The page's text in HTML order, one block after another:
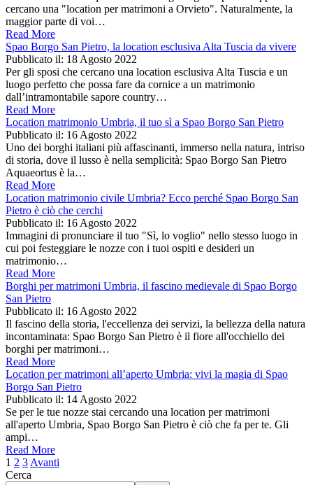
cercano una "location per matrimoni a Orvieto". Naturalmente, la
maggior parte di voi…
Read More
Spao Borgo San Pietro, la location esclusiva Alta Tuscia da vivere
Pubblicato il: 18 Agosto 2022
Per gli sposi che cercano una location esclusiva Alta Tuscia e un
luogo perfetto che possa fare da cornice a un matrimonio
dall’intramontabile sapore country…
Read More
Location matrimonio Umbria, il tuo sì a Spao Borgo San Pietro
Pubblicato il: 16 Agosto 2022
Uno dei borghi italiani più affascinanti, immerso nella natura, intriso
di storia, dove il lusso è nella semplicità: Spao Borgo San Pietro
Aquaeortus è la…
Read More
Location matrimonio civile Umbria? Ecco perché Spao Borgo San
Pietro è ciò che cerchi
Pubblicato il: 16 Agosto 2022
Immagini di pronunciare il tuo "Sì, lo voglio" nello stesso luogo in
cui poi festeggiare le nozze con i tuoi ospiti e desideri un
matrimonio…
Read More
Borghi per matrimoni Umbria, il fascino medievale di Spao Borgo
San Pietro
Pubblicato il: 16 Agosto 2022
Il fascino della storia, l'eccellenza dei servizi, la bellezza della natura
incontaminata: Spao Borgo San Pietro è il fiore all'occhiello dei
borghi per matrimoni…
Read More
Location per matrimoni all’aperto Umbria: vivi la magia di Spao
Borgo San Pietro
Pubblicato il: 14 Agosto 2022
Se per le tue nozze stai cercando una location per matrimoni
all'aperto Umbria, Spao Borgo San Pietro è ciò che fa per te. Gli
ampi…
Read More
1 2 3 Avanti
Cerca